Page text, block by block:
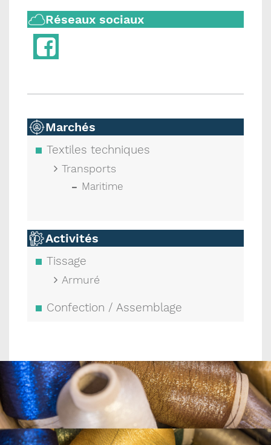
Réseaux sociaux
Marchés
Textiles techniques
Transports
Maritime
Activités
Tissage
Armuré
Confection / Assemblage